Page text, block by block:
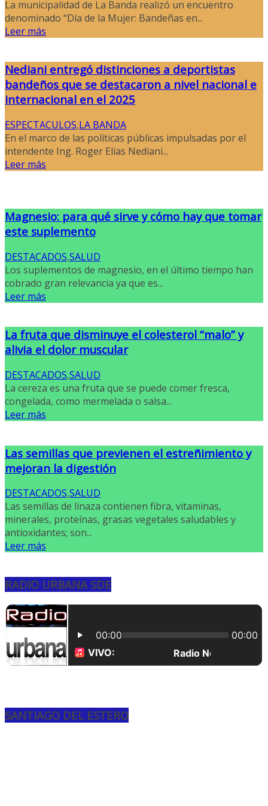
La municipalidad de La Banda realizó un encuentro
denominado “Día de la Mujer: Bandeñas en...
Leer más
Nediani entregó distinciones a deportistas
bandeños que se destacaron a nivel nacional e
internacional en el 2025
ESPECTACULOS,LA BANDA
En el marco de las políticas públicas impulsadas por el
intendente Ing. Roger Elías Nediani...
Leer más
Magnesio: para qué sirve y cómo hay que tomar
este suplemento
DESTACADOS,SALUD
Los suplementos de magnesio, en el último tiempo han
cobrado gran relevancia ya que es...
Leer más
La fruta que disminuye el colesterol “malo” y
alivia el dolor muscular
DESTACADOS,SALUD
La cereza es una fruta que se puede comer fresca,
congelada, como mermelada o salsa...
Leer más
Las semillas que previenen el estreñimiento y
mejoran la digestión
DESTACADOS,SALUD
Las semillas de linaza contienen fibra, vitaminas,
minerales, proteínas, grasas vegetales saludables y
antioxidantes; son...
Leer más
RADIO URBANA SDE
SANTIAGO DEL ESTERO